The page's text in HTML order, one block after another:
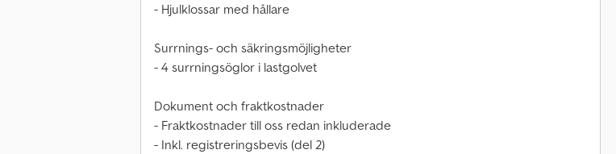
- Hjulklossar med hållare
Surrnings- och säkringsmöjligheter
- 4 surrningsöglor i lastgolvet
Dokument och fraktkostnader
- Fraktkostnader till oss redan inkluderade
- Inkl. registreringsbevis (del 2)